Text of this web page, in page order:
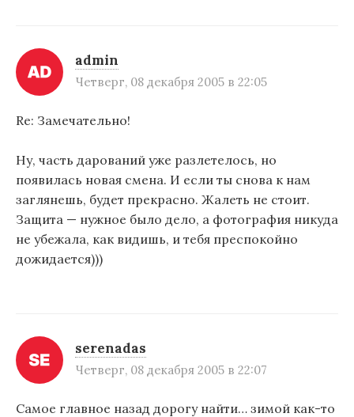
admin
Четверг, 08 декабря 2005 в 22:05
Re: Замечательно!
Ну, часть дарований уже разлетелось, но
появилась новая смена. И если ты снова к нам
заглянешь, будет прекрасно. Жалеть не стоит.
Защита — нужное было дело, а фотография никуда
не убежала, как видишь, и тебя преспокойно
дожидается)))
serenadas
Четверг, 08 декабря 2005 в 22:07
Самое главное назад дорогу найти… зимой как-то